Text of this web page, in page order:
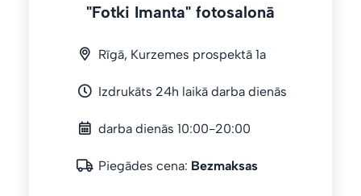
"Fotki Imanta" fotosalonā
Rīgā, Kurzemes prospektā 1a
Izdrukāts 24h laikā darba dienās
darba dienās 10:00-20:00
Piegādes cena: Bezmaksas